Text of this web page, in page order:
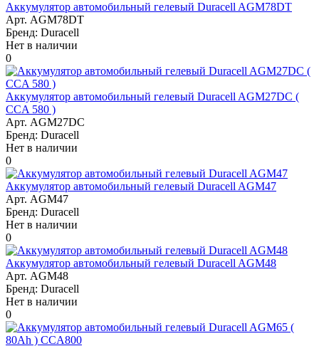
Аккумулятор автомобильный гелевый Duracell AGM78DT
Арт. AGM78DT
Бренд: Duracell
Нет в наличии
0
Аккумулятор автомобильный гелевый Duracell AGM27DC (
CCA 580 )
Арт. AGM27DC
Бренд: Duracell
Нет в наличии
0
Аккумулятор автомобильный гелевый Duracell AGM47
Арт. AGM47
Бренд: Duracell
Нет в наличии
0
Аккумулятор автомобильный гелевый Duracell AGM48
Арт. AGM48
Бренд: Duracell
Нет в наличии
0